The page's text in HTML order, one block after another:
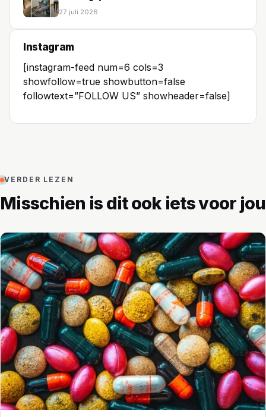
27 juli 2026
Instagram
[instagram-feed num=6 cols=3
showfollow=true showbutton=false
followtext=”FOLLOW US” showheader=false]
VERDER LEZEN
Misschien is dit ook iets voor jou